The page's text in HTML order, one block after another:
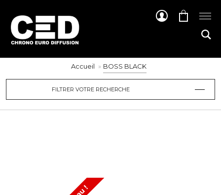
Accueil BOSS BLACK
FILTRER VOTRE RECHERCHE